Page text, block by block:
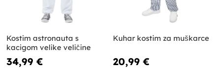
Kostim astronauta s
kacigom velike veličine
34,99 €
Kuhar kostim za muškarce
20,99 €